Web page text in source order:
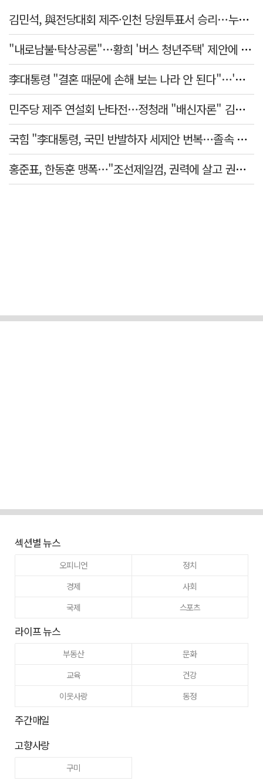
김민석, 與전당대회 제주·인천 당원투표서 승리…누적 득표는 '초박빙'
"내로남불·탁상공론"…황희 '버스 청년주택' 제안에 與 내부서도 쓴소리
李대통령 "결혼 때문에 손해 보는 나라 안 된다"…'결혼 페널티' 22개 손본다
민주당 제주 연설회 난타전…정청래 "배신자론" 김민석 "관리 무능"
국힘 "李대통령, 국민 반발하자 세제안 번복…졸속 국정 즉각 중단"
홍준표, 한동훈 맹폭…"조선제일껌, 권력에 살고 권력에 죽었다"
섹션별 뉴스
오피니언
정치
경제
사회
국제
스포츠
라이프 뉴스
부동산
문화
교육
건강
이웃사랑
동정
주간매일
고향사랑
구미